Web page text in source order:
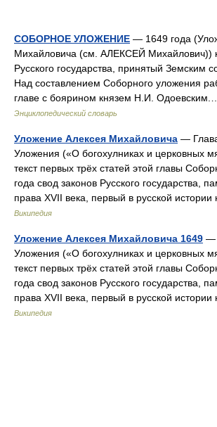
СОБОРНОЕ УЛОЖЕНИЕ — 1649 года
Михайловича (см. АЛЕКСЕЙ Михайлович))
Русского государства, принятый Земским
Над составлением Соборного уложения
главе с боярином князем Н.И.
Энциклопедический словарь
Уложение Алексея Михайловича —
Уложения («О богохулниках и церковных
текст первых трёх статей этой главы
года свод законов Русского государства,
права XVII века, первый в русской
Википедия
Уложение Алексея Михайловича 1649 —
Уложения («О богохулниках и церковных
текст первых трёх статей этой главы
года свод законов Русского государства,
права XVII века, первый в русской
Википедия